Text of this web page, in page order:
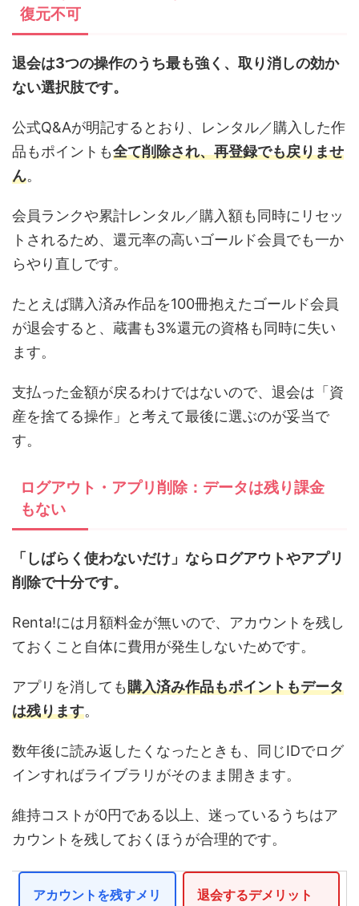
復元不可
退会は3つの操作のうち最も強く、取り消しの効か
ない選択肢です。
公式Q&Aが明記するとおり、レンタル／購入した作
品もポイントも全て削除され、再登録でも戻りませ
ん。
会員ランクや累計レンタル／購入額も同時にリセッ
トされるため、還元率の高いゴールド会員でも一か
らやり直しです。
たとえば購入済み作品を100冊抱えたゴールド会員
が退会すると、蔵書も3%還元の資格も同時に失い
ます。
支払った金額が戻るわけではないので、退会は「資
産を捨てる操作」と考えて最後に選ぶのが妥当で
す。
ログアウト・アプリ削除：データは残り課金
もない
「しばらく使わないだけ」ならログアウトやアプリ
削除で十分です。
Renta!には月額料金が無いので、アカウントを残し
ておくこと自体に費用が発生しないためです。
アプリを消しても購入済み作品もポイントもデータ
は残ります。
数年後に読み返したくなったときも、同じIDでログ
インすればライブラリがそのまま開きます。
維持コストが0円である以上、迷っているうちはア
カウントを残しておくほうが合理的です。
アカウントを残すメリ
退会するデメリット